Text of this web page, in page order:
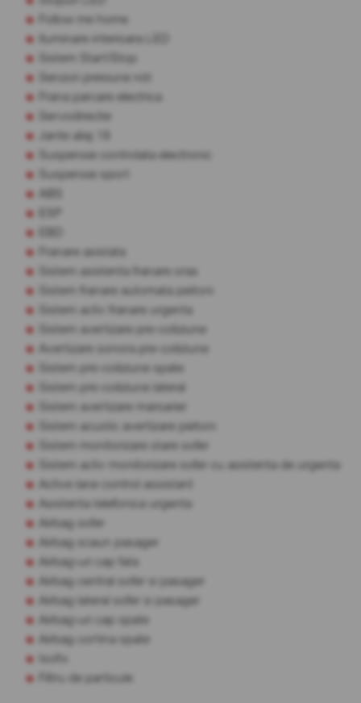
Follow me home
Iluminare interioara LED
Sistem Start/Stop
Senzori presiune roti
Frana parcare electrica
Servodirectie
Jante aliaj 18
Suspensie controlata electronic
Suspensie sport
ABS
EBD
Franare asistata
Sistem asistenta franare oras
Sistem franare automata pietoni
Sistem activ franare urgenta
Sistem avertizare pre-coliziune
Avertizare sonora pre-coliziune
Sistem pre-coliziune spate
Sistem pre-coliziune lateral
Sistem avertizare marsarier
Sistem acustic avertizare pietoni
Sistem monitorizare stare sofer
Sistem activ monitorizare sofer cu asistenta de urgenta
Active lane control assistant
Asistenta telefonica urgenta
Airbag sofer
Airbag scaun pasager
Airbag-uri cap fata
Airbag central sofer si pasager
Airbag lateral sofer si pasager
Airbag-uri cap spate
Airbag cortina spate
Isofix
Filtru de particule